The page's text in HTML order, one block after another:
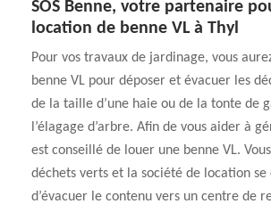
SOS Benne, votre partenaire
location de benne VL à Thyl
Pour vos travaux de jardinage, vous
benne VL pour déposer et évacuer les
de la taille d’une haie ou de la tonte de
l’élagage d’arbre. Afin de vous aider à
est conseillé de louer une benne VL.
déchets verts et la société de location se
d’évacuer le contenu vers un centre de